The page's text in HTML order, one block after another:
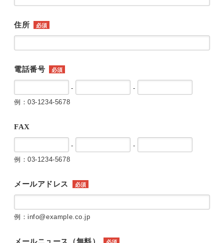
住所 必須
電話番号 必須
-
-
例：03-1234-5678
FAX
-
-
例：03-1234-5678
メールアドレス 必須
例：info@example.co.jp
メールニュース（無料）